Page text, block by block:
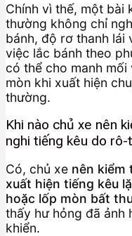
Chính vì thế, một bài
thường không chỉ
bánh, độ rơ thanh lái
việc lắc bánh theo
có thể cho manh
mòn khi xuất hiện
thường.
Khi nào chủ xe nên
nghi tiếng kêu do rô-
Có, chủ xe nên kiểm
xuất hiện tiếng kêu
hoặc lốp mòn bất
thấy hư hỏng đã ảnh
khiển.